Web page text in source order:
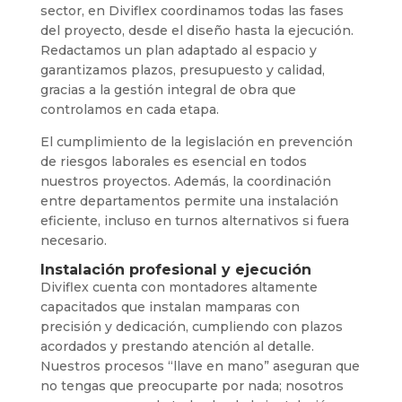
sector, en Diviflex coordinamos todas las fases
del proyecto, desde el diseño hasta la ejecución.
Redactamos un plan adaptado al espacio y
garantizamos plazos, presupuesto y calidad,
gracias a la gestión integral de obra que
controlamos en cada etapa.
El cumplimiento de la legislación en prevención
de riesgos laborales es esencial en todos
nuestros proyectos. Además, la coordinación
entre departamentos permite una instalación
eficiente, incluso en turnos alternativos si fuera
necesario.
Instalación profesional y ejecución
Diviflex cuenta con montadores altamente
capacitados que instalan mamparas con
precisión y dedicación, cumpliendo con plazos
acordados y prestando atención al detalle.
Nuestros procesos “llave en mano” aseguran que
no tengas que preocuparte por nada; nosotros